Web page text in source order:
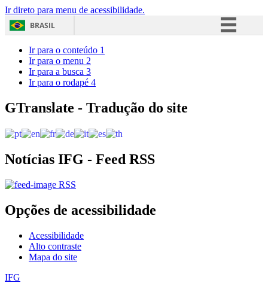
Ir direto para menu de acessibilidade.
BRASIL
Acesso à informação
Ir para o conteúdo 1
Ir para o menu 2
Ir para a busca 3
Ir para o rodapé 4
GTranslate - Tradução do site
Notícias IFG - Feed RSS
RSS
Opções de acessibilidade
Acessibilidade
Alto contraste
Mapa do site
IFG